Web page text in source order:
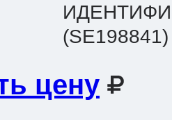
(SE198841)
цену